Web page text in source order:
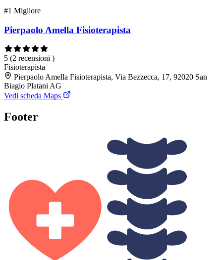
#1 Migliore
Pierpaolo Amella Fisioterapista
5 (2 recensioni )
Fisioterapista
Pierpaolo Amella Fisioterapista, Via Bezzecca, 17, 92020 San
Biagio Platani AG
Vedi scheda Maps
Footer